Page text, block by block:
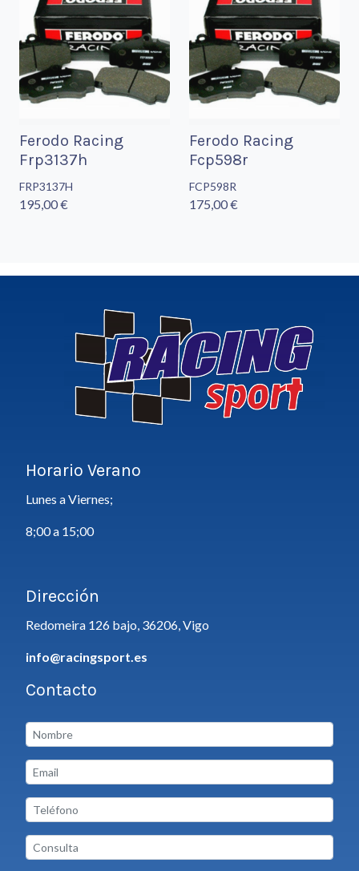
Ferodo Racing
Frp3137h
FRP3137H
195,00 €
Ferodo Racing
Fcp598r
FCP598R
175,00 €
Horario Verano
Lunes a Viernes;
8;00 a 15;00
Dirección
Redomeira 126 bajo, 36206, Vigo
info@racingsport.es
Contacto